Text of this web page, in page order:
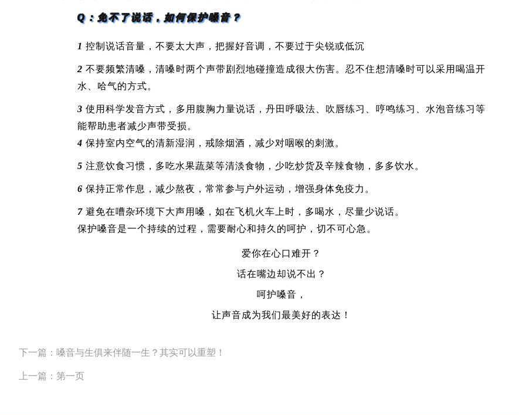
Q：免不了说话，如何保护嗓音？
1 控制说话音量，不要太大声，把握好音调，不要过于尖锐或低沉
2不要频繁清嗓，清嗓时两个声带剧烈地碰撞造成很大伤害。忍不住想清嗓时可以采用喝温开
水、哈气的方式。
3使用科学发音方式，多用腹胸力量说话，丹田呼吸法、吹唇练习、哼鸣练习、水泡音练习等
能帮助患者减少声带受损。
4 保持室内空气的清新湿润，戒除烟酒，减少对咽喉的刺激。
5 注意饮食习惯，多吃水果蔬菜等清淡食物，少吃炒货及辛辣食物，多多饮水。
6 保持正常作息，减少熬夜，常常参与户外运动，增强身体免疫力。
7 避免在嘈杂环境下大声用嗓，如在飞机火车上时，多喝水，尽量少说话。
保护嗓音是一个持续的过程，需要耐心和持久的呵护，切不可心急。
爱你在心口难开？
话在嘴边却说不出？
呵护嗓音，
让声音成为我们最美好的表达！
下一篇：嗓音与生俱来伴随一生？其实可以重塑！
上一篇：第一页